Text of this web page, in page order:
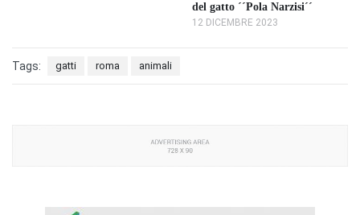
del gatto ´´Pola Narzisi´´
12 DICEMBRE 2023
Tags: gatti roma animali